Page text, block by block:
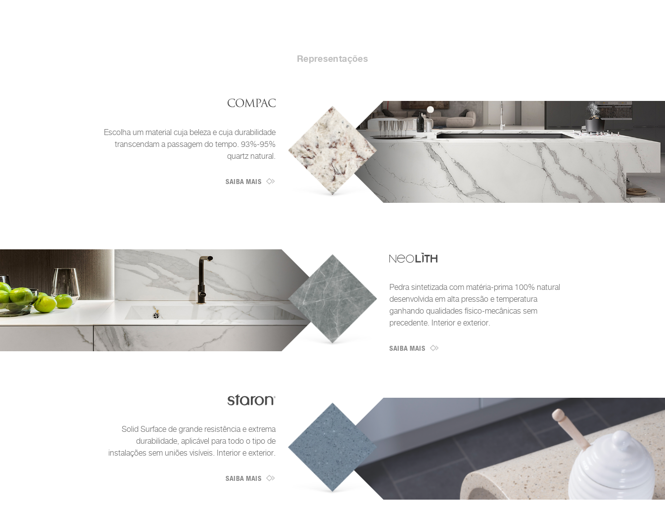
Representações
Escolha um material cuja beleza e cuja durabilidade
transcendam a passagem do tempo. 93%-95%
quartz natural.
SAIBA MAIS
Pedra sintetizada com matéria-prima 100% natural
desenvolvida em alta pressão e temperatura
ganhando qualidades físico-mecânicas sem
precedente. Interior e exterior.
SAIBA MAIS
Solid Surface de grande resistência e extrema
durabilidade, aplicável para todo o tipo de
instalações sem uniões visíveis. Interior e exterior.
SAIBA MAIS